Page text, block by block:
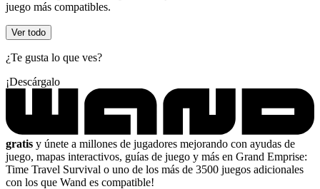
juego más compatibles.
Ver todo
¿Te gusta lo que ves?
¡Descárgalo
gratis y únete a millones de jugadores mejorando con ayudas de
juego, mapas interactivos, guías de juego y más en Grand Emprise:
Time Travel Survival o uno de los más de 3500 juegos adicionales
con los que Wand es compatible!